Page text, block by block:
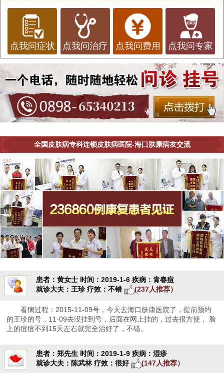
点我问症状 点我问治疗 点我问费用 点我问专家
全国皮肤病专科连锁皮肤病医院-海口肤康病友交流
患者：黄女士 时间：2019-1-6 疾病：青春痘
就诊大夫：王珍 疗效：不错 (237人推荐）
看病过程：2015-11-09号，今天去海口肤康医院了，提前预约
的王珍的号，11-09去没挂到号，后面在网上挂的，过去很方便， 脸
上的痘痘不到15天左右就完全治好了，不错。
患者：郑先生 时间：2019-1-9 疾病：湿疹
就诊大夫：陈武林 疗效：很好 (147人推荐）